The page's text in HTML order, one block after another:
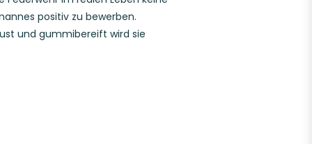
positiv zu bewerben.
und gummibereift wird sie